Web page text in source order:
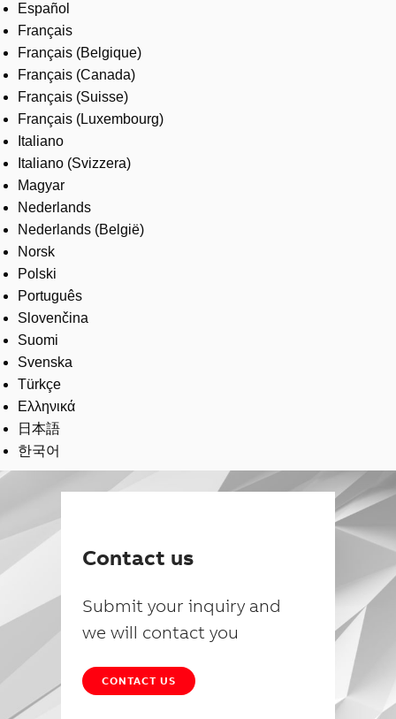
Español
Français
Français (Belgique)
Français (Canada)
Français (Suisse)
Français (Luxembourg)
Italiano
Italiano (Svizzera)
Magyar
Nederlands
Nederlands (België)
Norsk
Polski
Português
Slovenčina
Suomi
Svenska
Türkçe
Ελληνικά
日本語
한국어
Contact us
Submit your inquiry and
we will contact you
CONTACT US